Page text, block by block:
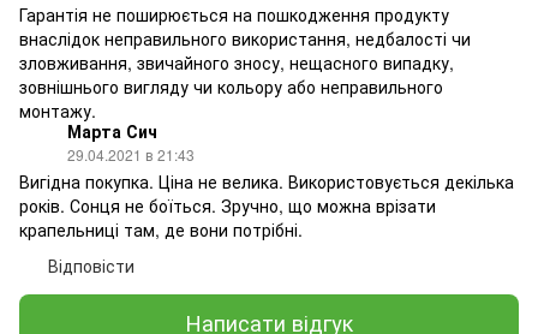
Гарантія не поширюється на пошкодження продукту
внаслідок неправильного використання, недбалості чи
зловживання, звичайного зносу, нещасного випадку,
зовнішнього вигляду чи кольору або неправильного
монтажу.
Марта Сич
29.04.2021 в 21:43
Вигідна покупка. Ціна не велика. Використовується декілька
років. Сонця не боїться. Зручно, що можна врізати
крапельниці там, де вони потрібні.
Відповісти
Написати відгук